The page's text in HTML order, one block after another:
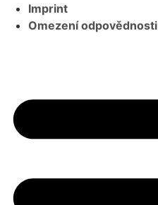
Imprint
Omezení odpovědnosti